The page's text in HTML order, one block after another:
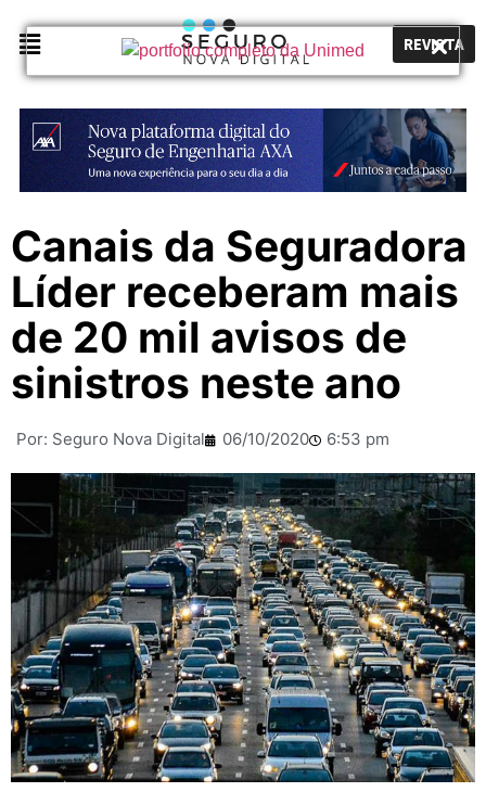
REVISTA
Canais da Seguradora
Líder receberam mais
de 20 mil avisos de
sinistros neste ano
Por: Seguro Nova Digital 06/10/2020 6:53 pm